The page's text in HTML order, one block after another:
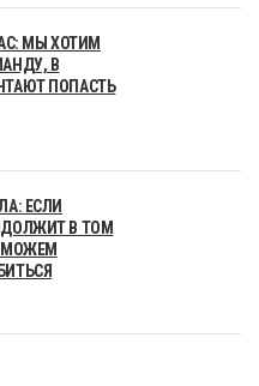
МЫ ХОТИМ
В
ПОПАСТЬ
ЕСЛИ
В ТОМ